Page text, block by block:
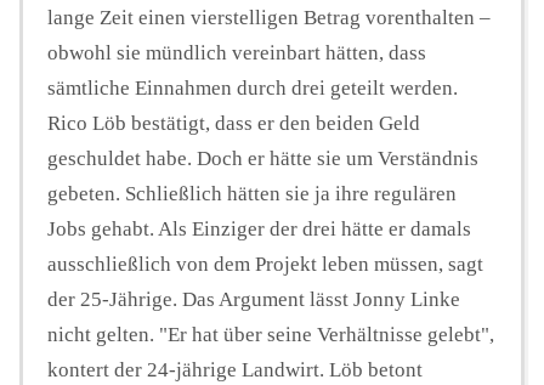
lange Zeit einen vierstelligen Betrag vorenthalten –
obwohl sie mündlich vereinbart hätten, dass
sämtliche Einnahmen durch drei geteilt werden.
Rico Löb bestätigt, dass er den beiden Geld
geschuldet habe. Doch er hätte sie um Verständnis
gebeten. Schließlich hätten sie ja ihre regulären
Jobs gehabt. Als Einziger der drei hätte er damals
ausschließlich von dem Projekt leben müssen, sagt
der 25-Jährige. Das Argument lässt Jonny Linke
nicht gelten. "Er hat über seine Verhältnisse gelebt",
kontert der 24-jährige Landwirt. Löb betont